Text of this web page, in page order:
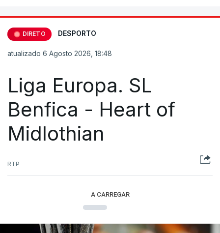
DIRETO DESPORTO
atualizado 6 Agosto 2026, 18:48
Liga Europa. SL
Benfica - Heart of
Midlothian
RTP
A CARREGAR